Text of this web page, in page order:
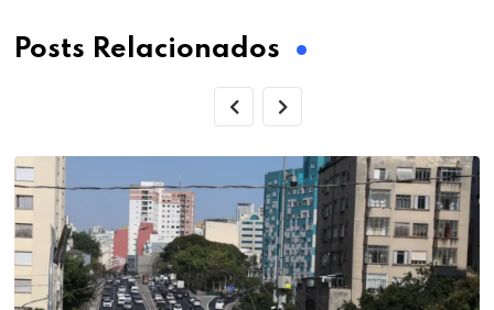
Posts Relacionados